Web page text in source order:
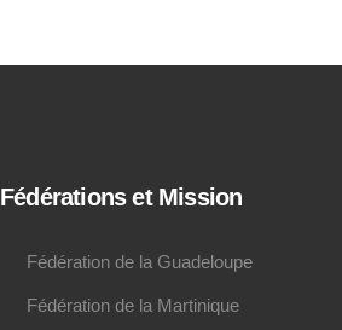
Fédérations et Mission
Fédération de la Guadeloupe
Fédération de la Martinique